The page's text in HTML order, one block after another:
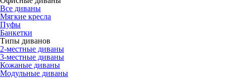
Все диваны
Мягкие кресла
Пуфы
Банкетки
Типы диванов
2-местные диваны
3-местные диваны
Кожаные диваны
Модульные диваны